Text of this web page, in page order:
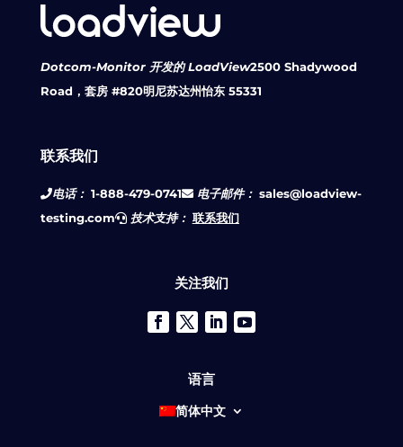
Dotcom-Monitor 开发的 LoadView2500 Shadywood
Road，套房 #820明尼苏达州怡东 55331
联系我们
电话： 1-888-479-0741 电子邮件： sales@loadview-
testing.com
技术支持： 联系我们
关注我们
语言
简体中文